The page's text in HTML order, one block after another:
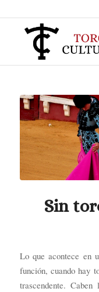
Sin
Lo que acontece en
función, cuando hay
trascendente.